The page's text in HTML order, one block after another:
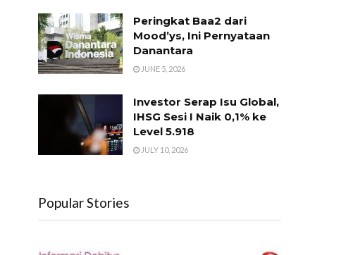
Peringkat Baa2 dari
Mood’ys, Ini Pernyataan
Danantara
JUNE 5, 2026
Investor Serap Isu Global,
IHSG Sesi I Naik 0,1% ke
Level 5.918
JULY 10, 2026
Popular Stories